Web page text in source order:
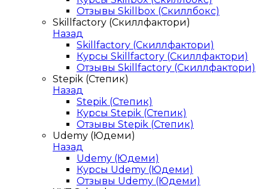
Отзывы Skillbox (Скиллбокс)
Skillfactory (Скиллфактори)
Назад
Skillfactory (Скиллфактори)
Курсы Skillfactory (Скиллфактори)
Отзывы Skillfactory (Скиллфактори)
Stepik (Степик)
Назад
Stepik (Степик)
Курсы Stepik (Степик)
Отзывы Stepik (Степик)
Udemy (Юдеми)
Назад
Udemy (Юдеми)
Курсы Udemy (Юдеми)
Отзывы Udemy (Юдеми)